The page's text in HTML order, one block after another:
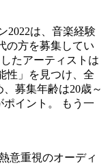
2022は、音楽経験
の方を募集してい
たアーティストは
性」を見つけ、全
募集年齢は20歳～
イント。
もう一
意重視のオーディ